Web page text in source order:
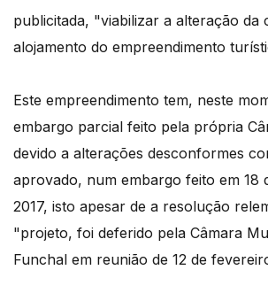
publicitada, "viabilizar a alteração da
alojamento do empreendimento
Este empreendimento tem, neste
embargo parcial feito pela própria
devido a alterações desconformes
aprovado, num embargo feito em 18
2017, isto apesar de a resolução
"projeto, foi deferido pela Câmara
Funchal em reunião de 12 de